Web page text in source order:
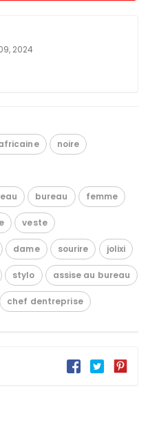
2024
noire
bureau femme
veste
dame sourire jolixi
stylo assise au bureau
chef dentreprise